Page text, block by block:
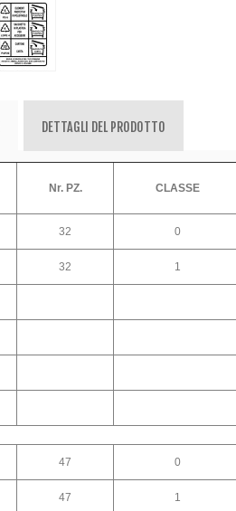
DETTAGLI DEL PRODOTTO
Nr. PZ. CLASSE
32 0
32 1
47 0
47 1